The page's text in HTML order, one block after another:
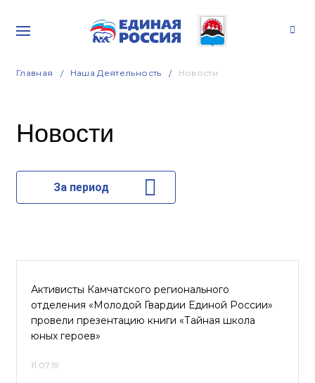
Главная Наша Деятельность Новости
Новости
За период
Активисты Камчатского регионального
отделения «Молодой Гвардии Единой России»
провели презентацию книги «Тайная школа
юных героев»
11.07.19